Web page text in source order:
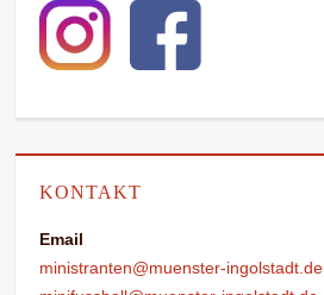
KONTAKT
Email
ministranten@muenster-ingolstadt.de